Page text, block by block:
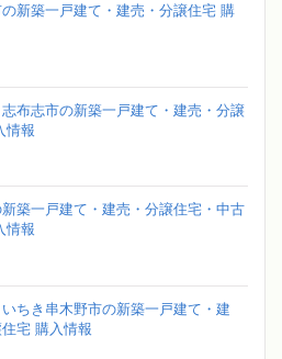
の新築一戸建て・建売・分譲住宅 購
志布志市の新築一戸建て・建売・分譲
情報
築一戸建て・建売・分譲住宅・中古
情報
いちき串木野市の新築一戸建て・建
宅 購入情報